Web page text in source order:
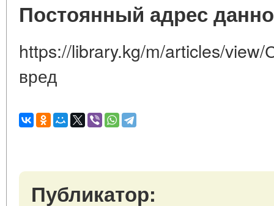
Постоянный адрес
https://library.kg/m/articles/
вред
Публикатор: